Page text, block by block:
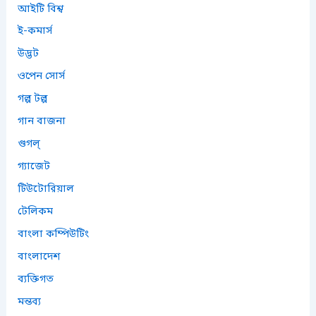
আইটি বিশ্ব
ই-কমার্স
উদ্ভট
ওপেন সোর্স
গল্প টল্প
গান বাজনা
গুগল্
গ্যাজেট
টিউটোরিয়াল
টেলিকম
বাংলা কম্পিউটিং
বাংলাদেশ
ব্যক্তিগত
মন্তব্য